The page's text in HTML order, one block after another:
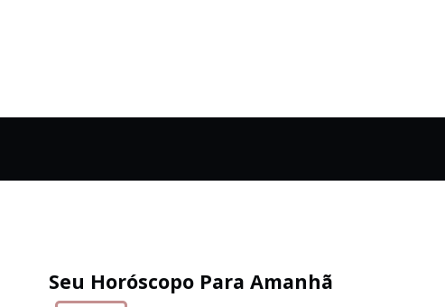
Seu Horóscopo Para Amanhã